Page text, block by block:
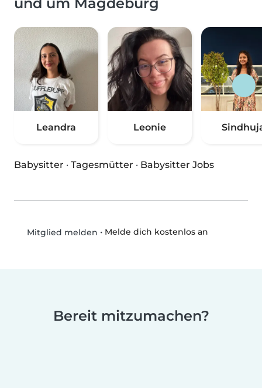
Leandra Leonie
Babysitter · Tagesmütter · Babysitter Jobs
Mitglied melden • Melde dich kostenlos an
Bereit mitzumachen?